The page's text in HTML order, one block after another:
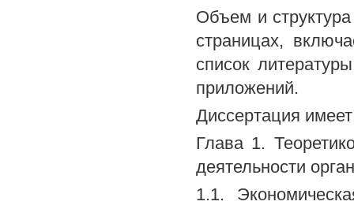
Объем и
страницах,
список
приложений.
Диссертация
Глава 1.
деятельности
1.1.